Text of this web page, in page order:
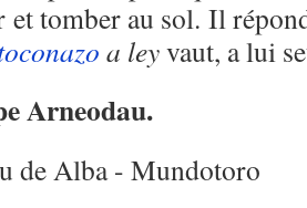
et tomber au sol. Il
a leyvaut, a lui
Arneodau.
de Alba - Mundotoro